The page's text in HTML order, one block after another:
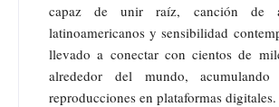
capaz de unir raíz, canción de
latinoamericanos y sensibilidad
llevado a conectar con cientos de
alrededor del mundo,
reproducciones en plataformas digitales.